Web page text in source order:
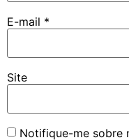
E-mail *
Site
Notifique-me sobre